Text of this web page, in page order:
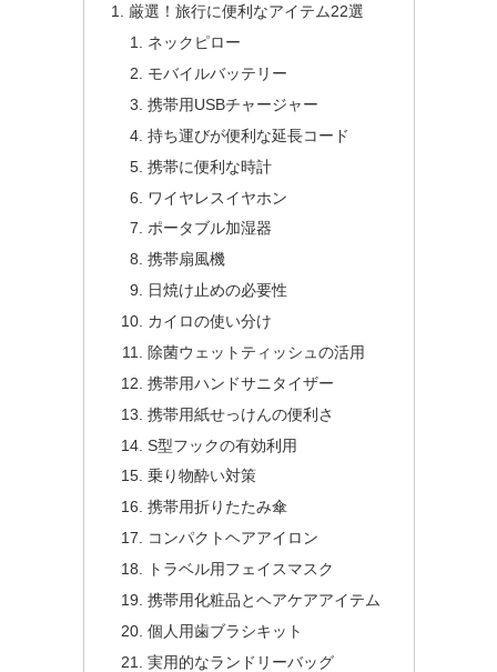
厳選！旅行に便利なアイテム22選
ネックピロー
モバイルバッテリー
携帯用USBチャージャー
持ち運びが便利な延長コード
携帯に便利な時計
ワイヤレスイヤホン
ポータブル加湿器
携帯扇風機
日焼け止めの必要性
カイロの使い分け
除菌ウェットティッシュの活用
携帯用ハンドサニタイザー
携帯用紙せっけんの便利さ
S型フックの有効利用
乗り物酔い対策
携帯用折りたたみ傘
コンパクトヘアアイロン
トラベル用フェイスマスク
携帯用化粧品とヘアケアアイテム
個人用歯ブラシキット
実用的なランドリーバッグ